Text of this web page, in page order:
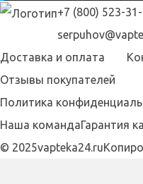
+7 (800) 523-
Доставка и оплата
Отзывы покупателей
Политика
Наша командаГарантия
© 2025vapteka24.ru